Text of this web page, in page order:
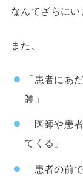
なんてざらにい
また、
「患者にあ
師」
「医師や患
てくる」
「患者の前